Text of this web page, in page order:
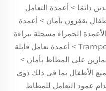
دائمًا > أعمدة التعامل
يقفزون بأمان > أعمدة
الحمراء مسجلة ببراءة
اختراع > متاحة فقط من Trampoline Pro > أعمدة تعامل قابلة
على المطاط بأمان >
الأطفال بما في ذلك ذوي
عمود التعامل للمطاط